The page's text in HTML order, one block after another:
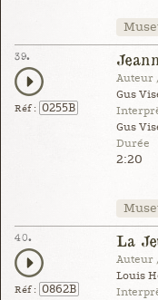
39.
Réf : 0255B
Auteur
Gus
Gus
Durée
2:20
40.
Réf : 0862B
La
Auteur
Louis